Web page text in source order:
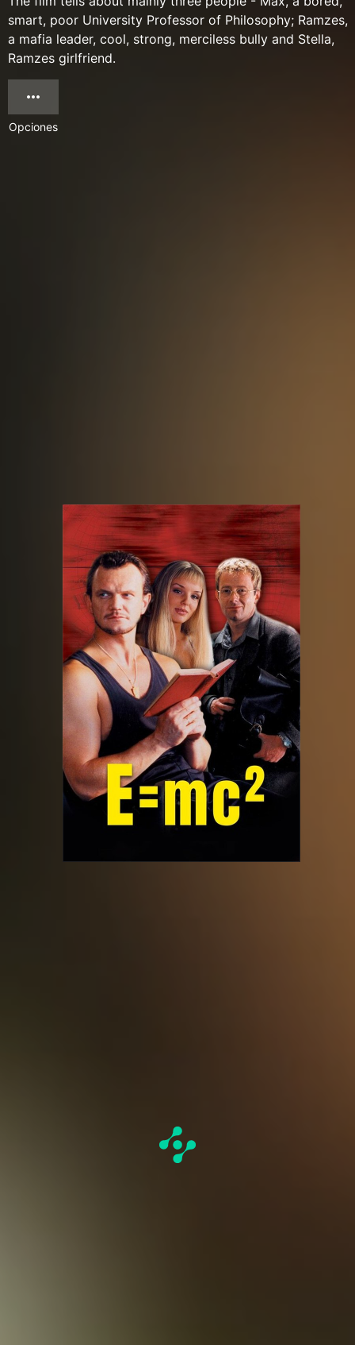
smart, poor University Professor of Philosophy; Ramzes,
a mafia leader, cool, strong, merciless bully and Stella,
Ramzes girlfriend.
Opciones